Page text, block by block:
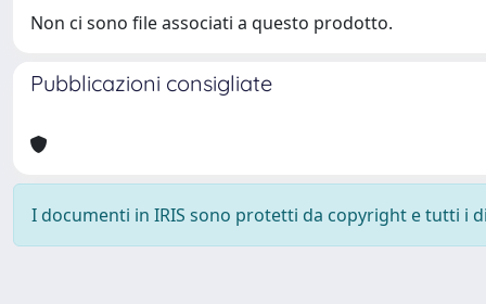
Non ci sono file associati a questo prodotto.
Pubblicazioni consigliate
I documenti in IRIS sono protetti da copyright e tutti i